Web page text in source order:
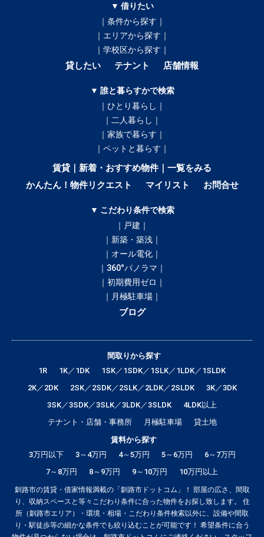
▼ 借りたい
｜条件から探す｜
｜エリアから探す｜
｜学校区から探す｜
貸したい テナント 店舗情報
▼ 誰と暮らすかで検索
｜ひとり暮らし｜
｜二人暮らし｜
｜家族で暮らす｜
｜ペットと暮らす｜
賃貸｜新着・おすすめ物件｜一覧をみる
かんたん！物件リクエスト
マイリスト お問合せ
▼ こだわり条件で検索
｜戸建｜
｜新築・築浅｜
｜オール電化｜
｜360°パノラマ｜
｜初期費用ゼロ｜
｜月極駐車場｜
ブログ
間取りから探す
1R
1K／1DK
1SK／1SDK／1SLK／1LDK／1SLDK
2K／2DK
2SK／2SDK／2SLK／2LDK／2SLDK
3K／3DK
3SK／3SDK／3SLK／3LDK／3SLDK
4LDK以上
テナント・店舗・事務所
月極駐車場
貸土地
賃料から探す
3万円以下
3～4万円 4～5万円 5～6万円
6～7万円
7～8万円
8～9万円 9～10万円 10万円以上
釧路市の賃貸・借家情報満載の「釧路市ドットコム」！ 部屋の広さ、間取
り、収納スペースと等々こだわり条件に合った物件をお探し致します。 住
所（釧路市エリア）・環境・相場・こだわり条件検索以外に、設備や間取
り・駅徒歩等の細かな条件でも絞り込むことが可能です！ 希望条件に合う